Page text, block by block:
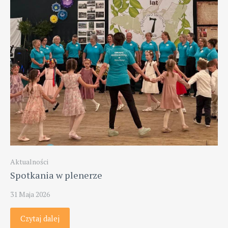
Aktualności
Spotkania w plenerze
31 Maja 2026
Czytaj dalej